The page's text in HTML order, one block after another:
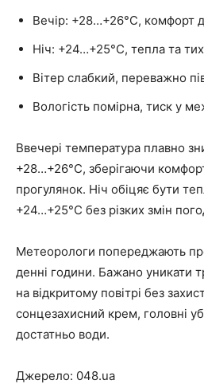
Вечір: +28…+26°C, комфорт
Ніч: +24…+25°C, тепла та
Вітер слабкий, переважно
Вологість помірна, тиск у
Ввечері температура плавно
+28…+26°C, зберігаючи
прогулянок. Ніч обіцяє бути
+24…+25°C без різких змін
Метеорологи попереджають
денні години. Бажано уникати
на відкритому повітрі без
сонцезахисний крем, головні
достатньо води.
Джерело: 048.ua